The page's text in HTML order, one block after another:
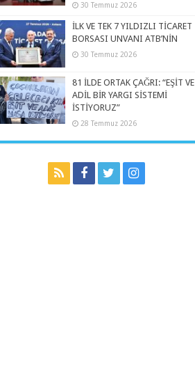
30 Temmuz 2026
İLK VE TEK 7 YILDIZLI TİCARET
BORSASI UNVANI ATB’NİN
30 Temmuz 2026
81 İLDE ORTAK ÇAĞRI: “EŞİT VE
ADİL BİR YARGI SİSTEMİ
İSTİYORUZ”
28 Temmuz 2026